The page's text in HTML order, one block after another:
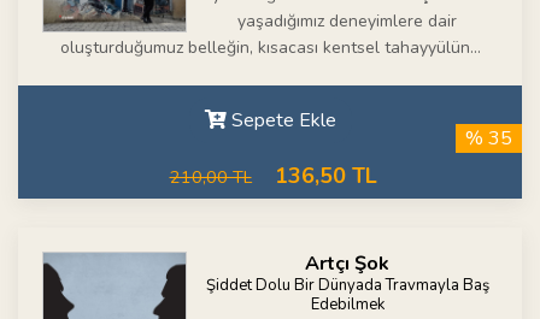
yaşadığımız deneyimlere dair
oluşturduğumuz belleğin, kısacası kentsel tahayyülün...
Sepete Ekle
210,00 TL 136,50 TL
% 35
Artçı Şok
Şiddet Dolu Bir Dünyada Travmayla Baş
Edebilmek